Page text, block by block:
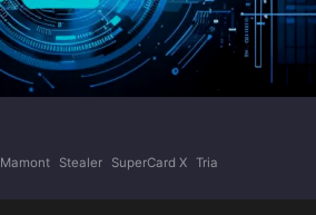
Mamont Stealer SuperCard X Tria